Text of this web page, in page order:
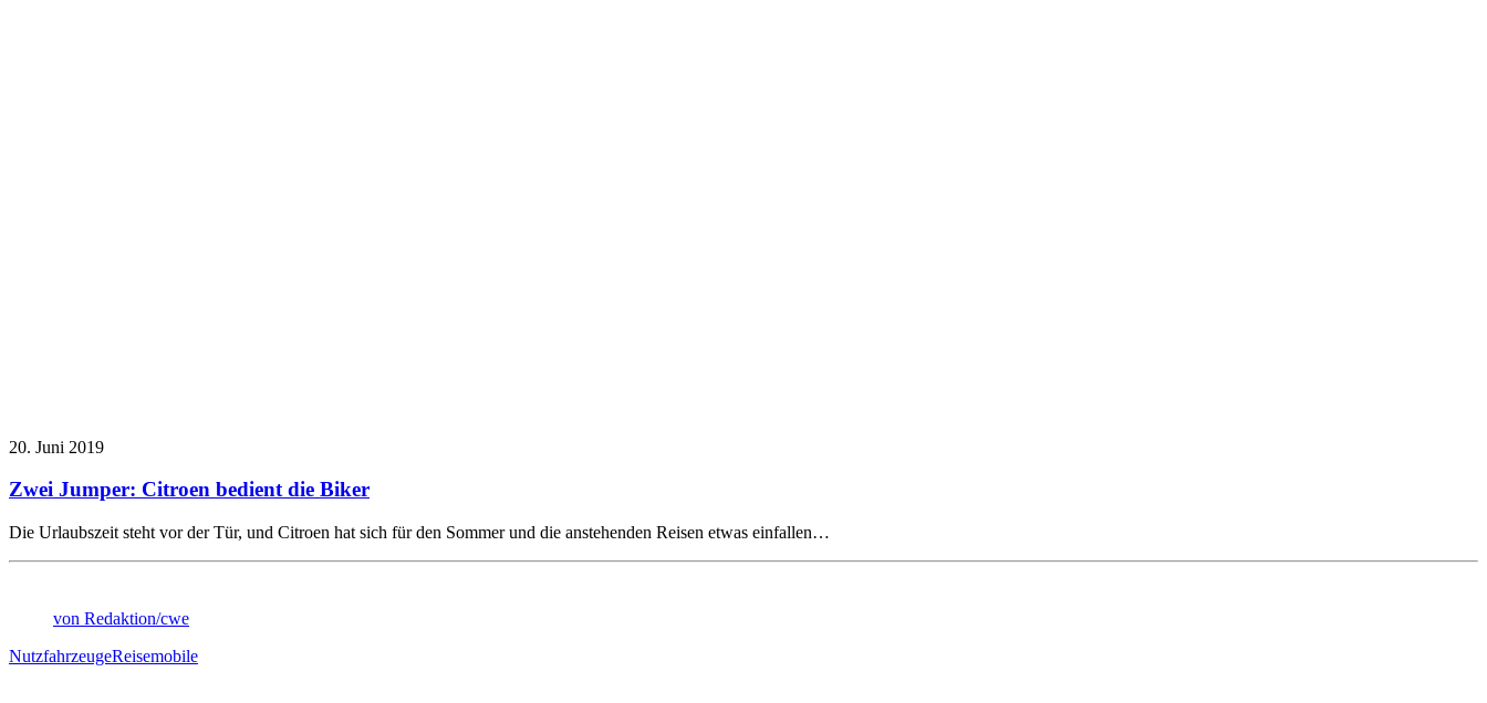
20. Juni 2019
Zwei Jumper: Citroen bedient die Biker
Die Urlaubszeit steht vor der Tür, und Citroen hat sich für den Sommer und die anstehenden Reisen etwas einfallen…
von Redaktion/cwe
NutzfahrzeugeReisemobile